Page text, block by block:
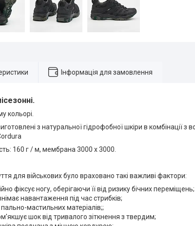
Інформація для замовлення
.
кольорі.
з натуральної гідрофобної шкіри в комбінації
160 г / м, мембрана 3000 х 3000.
для військових було враховано такі важливі фактори:
фіксує ногу, оберігаючи її від ризику бічних переміщень;
навантаження під час стрибків;
мастильних матеріалів;;
шок від тривалого зіткнення з твердим;